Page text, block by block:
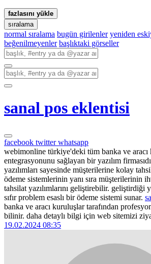
fazlasını yükle
sıralama
normal sıralama bugün girilenler yeniden
beğenilmeyenler başlıktaki görseller
sanal pos eklentisi
facebook twitterwhatsapp
webimonline türkiye'deki tüm banka ve aracı
entegrasyonunu sağlayan bir yazılım
yazılımları sayesinde müşterilerine kolay
ödeme sistemlerinin yanı sıra müşterilerinin
tahsilat yazılımlarını geliştirebilir. geliştirdiği
sıfır problem esaslı bir ödeme sistemi sunar.
banka ve aracı kuruluşlar tarafından
bilinir. daha detaylı bilgi için web sitemizi
19.02.2024 08:35